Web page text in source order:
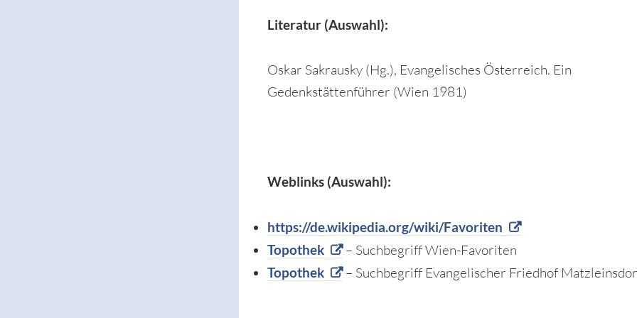
Literatur (Auswahl):
Oskar Sakrausky (Hg.), Evangelisches Österreich. Ein
Gedenkstättenführer (Wien 1981)
Weblinks (Auswahl):
https://de.wikipedia.org/wiki/Favoriten
Topothek
– Suchbegriff Wien-Favoriten
Topothek – Suchbegriff Evangelischer Friedhof